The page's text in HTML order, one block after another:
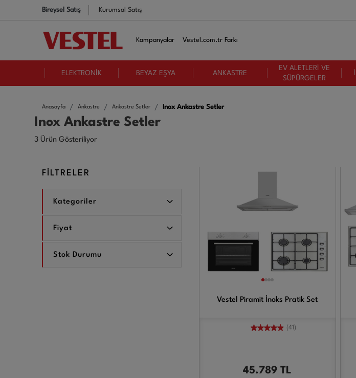
Bireysel Satış Kurumsal Satış
Kampanyalar Vestel.com.tr Farkı
ELEKTRONİK BEYAZ EŞYA ANKASTRE
EV ALETLERİ VE
SÜPÜRGELER
Anasayfa Ankastre Ankastre Setler Inox Ankastre Setler
Inox Ankastre Setler
3 Ürün Gösteriliyor
FİLTRELER
Kategoriler
Fiyat
Stok Durumu
Vestel Piramit İnoks Pratik Set
(41)
45.789TL